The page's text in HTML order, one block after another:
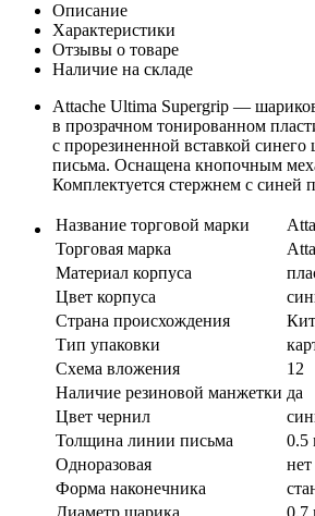
Описание
Характеристики
Отзывы о товаре
Наличие на складе
Attache Ultima Supergrip —
в прозрачном тонированном
с прорезиненной вставкой синего
письма. Оснащена кнопочным
Комплектуется стержнем с синей
Название торговой марки
Торговая марка
Материал корпуса
Цвет корпуса
Страна происхождения
Тип упаковки
Схема вложения
12
Наличие резиновой манжетки да
Цвет чернил
Толщина линии письма
0.5
Одноразовая
нет
Форма наконечника